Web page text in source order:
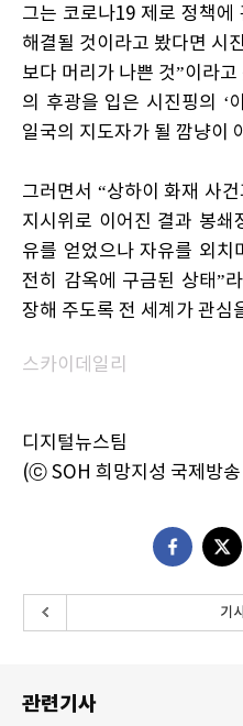
그는 코로나19 제로 정책에
해결될 것이라고 봤다면 시
보다 머리가 나쁜 것”이라
의 후광을 입은 시진핑의 ‘
일국의 지도자가 될 깜냥이
그러면서 “상하이 화재 사
지시위로 이어진 결과 봉
유를 얻었으나 자유를 외치
전히 감옥에 구금된 상태”
장해 주도록 전 세계가 관심
스카이데일리
디지털뉴스팀
(ⓒ SOH 희망지성 국제방
기
관련기사